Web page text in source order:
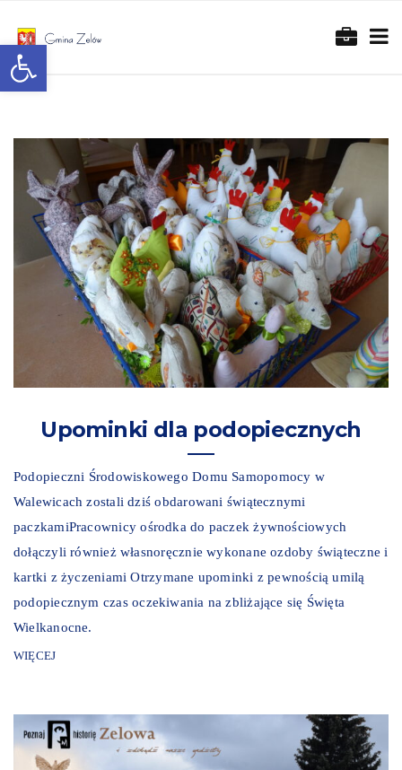
Otwórz pasek narzędzi
Upominki dla podopiecznych
Podopieczni Środowiskowego Domu Samopomocy w
Walewicach zostali dziś obdarowani świątecznymi
paczkamiPracownicy ośrodka do paczek żywnościowych
dołączyli również własnoręcznie wykonane ozdoby świąteczne i
kartki z życzeniami Otrzymane upominki z pewnością umilą
podopiecznym czas oczekiwania na zbliżające się Święta
Wielkanocne.
WIĘCEJ